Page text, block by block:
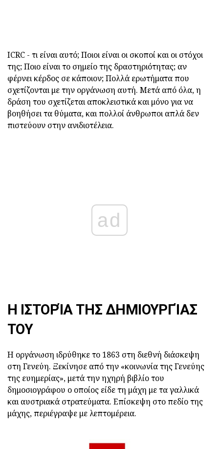
ICRC - τι είναι αυτό; Ποιοι είναι οι σκοποί και οι στόχοι
της; Ποιο είναι το σημείο της δραστηριότητας; αν
φέρνει κέρδος σε κάποιον; Πολλά ερωτήματα που
σχετίζονται με την οργάνωση αυτή. Μετά από όλα, η
δράση του σχετίζεται αποκλειστικά και μόνο για να
βοηθήσει τα θύματα, και πολλοί άνθρωποι απλά δεν
πιστεύουν στην ανιδιοτέλεια.
ad
Η ΙΣΤΟΡΊΑ ΤΗΣ ΔΗΜΙΟΥΡΓΊΑΣ
ΤΟΥ
Η οργάνωση ιδρύθηκε το 1863 στη διεθνή διάσκεψη
στη Γενεύη. Ξεκίνησε από την «κοινωνία της Γενεύης
της ευημερίας», μετά την ηχηρή βιβλίο του
δημοσιογράφου ο οποίος είδε τη μάχη με τα γαλλικά
και αυστριακά στρατεύματα. Επίσκεψη στο πεδίο της
μάχης, περιέγραψε με λεπτομέρεια.